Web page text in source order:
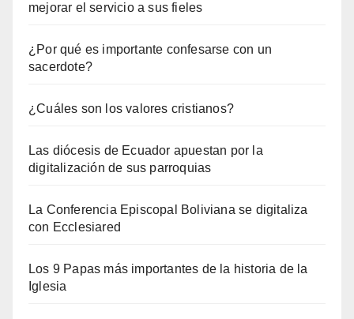
mejorar el servicio a sus fieles
¿Por qué es importante confesarse con un
sacerdote?
¿Cuáles son los valores cristianos?
Las diócesis de Ecuador apuestan por la
digitalización de sus parroquias
La Conferencia Episcopal Boliviana se digitaliza
con Ecclesiared
Los 9 Papas más importantes de la historia de la
Iglesia